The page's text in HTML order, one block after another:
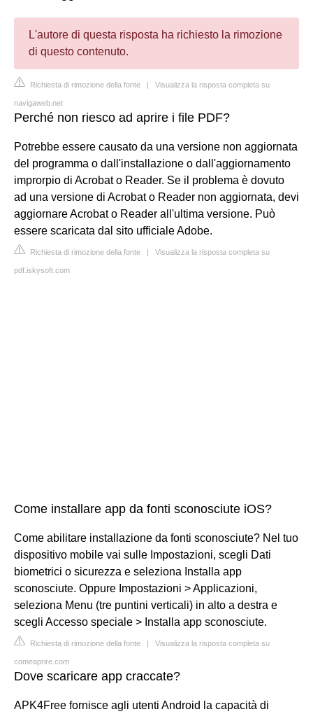
L'autore di questa risposta ha richiesto la rimozione
di questo contenuto.
Richiesta di rimozione della fonte | Visualizza la risposta completa su
navigaweb.net
Perché non riesco ad aprire i file PDF?
Potrebbe essere causato da una versione non aggiornata
del programma o dall'installazione o dall'aggiornamento
improrpio di Acrobat o Reader. Se il problema è dovuto
ad una versione di Acrobat o Reader non aggiornata, devi
aggiornare Acrobat o Reader all'ultima versione. Può
essere scaricata dal sito ufficiale Adobe.
Richiesta di rimozione della fonte | Visualizza la risposta completa su
pdf.iskysoft.com
Come installare app da fonti sconosciute iOS?
Come abilitare installazione da fonti sconosciute? Nel tuo
dispositivo mobile vai sulle Impostazioni, scegli Dati
biometrici o sicurezza e seleziona Installa app
sconosciute. Oppure Impostazioni > Applicazioni,
seleziona Menu (tre puntini verticali) in alto a destra e
scegli Accesso speciale > Installa app sconosciute.
Richiesta di rimozione della fonte | Visualizza la risposta completa su
comeaprire.com
Dove scaricare app craccate?
APK4Free fornisce agli utenti Android la capacità di